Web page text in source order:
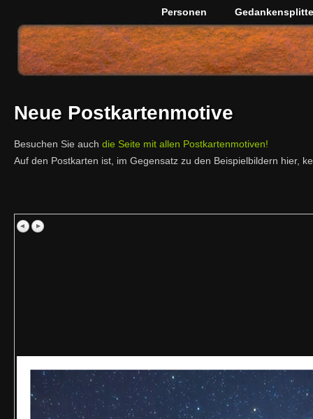
Personen
Neue Postkartenmotive
Besuchen Sie auch die Seite mit allen Postkartenmotiven!
Auf den Postkarten ist, im Gegensatz zu den Beispielbildern hier,